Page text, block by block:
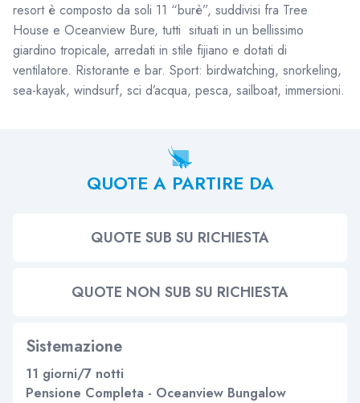
resort è composto da soli 11 “burè”, suddivisi fra Tree
House e Oceanview Bure, tutti situati in un bellissimo
giardino tropicale, arredati in stile fijiano e dotati di
ventilatore. Ristorante e bar. Sport: birdwatching, snorkeling,
sea-kayak, windsurf, sci d’acqua, pesca, sailboat, immersioni.
QUOTE A PARTIRE DA
QUOTE SUB SU RICHIESTA
QUOTE NON SUB SU RICHIESTA
Sistemazione
11 giorni/7 notti
Pensione Completa - Oceanview Bungalow